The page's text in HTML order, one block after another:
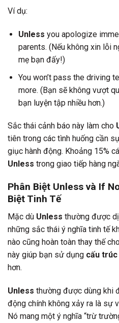
Ví dụ:
Unless you apologize
parents. (Nếu không xin lỗi
mẹ bạn đấy!)
You won’t pass the driving
more. (Bạn sẽ không vượt
bạn luyện tập nhiều hơn.)
Sắc thái cảnh báo này làm cho
tiên trong các tình huống cần
giục hành động. Khoảng 15%
Unless trong giao tiếp hàng
Phân Biệt Unless và If
Biệt Tinh Tế
Mặc dù Unless thường được
những sắc thái ý nghĩa tinh tế
nào cũng hoàn toàn thay thế
này giúp bạn sử dụng cấu
hơn.
Unless thường được dùng khi
động chính không xảy ra là sự
Nó mang một ý nghĩa “trừ